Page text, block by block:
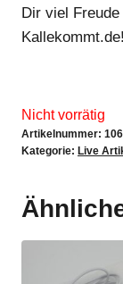
Dir viel
Kallekommt.de!
Nicht vorrätig
Artikelnummer:
Kategorie: Live